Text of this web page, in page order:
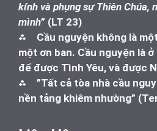
kính và phụng sự Thiên Chúa,
mình” (LT 23)
⁂ Cầu nguyện không là
một ơn ban. Cầu nguyện là
để được Tình Yêu, và được
⁂ ”Tất cả tòa nhà cầu
nền tảng khiêm nhường”